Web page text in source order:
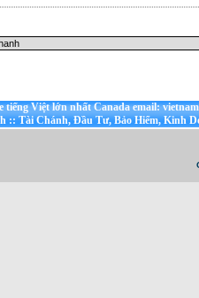
tiếng Việt lớn nhất Canada email:
::Tài Chánh, Đầu Tư, Bảo Hiểm, Kinh